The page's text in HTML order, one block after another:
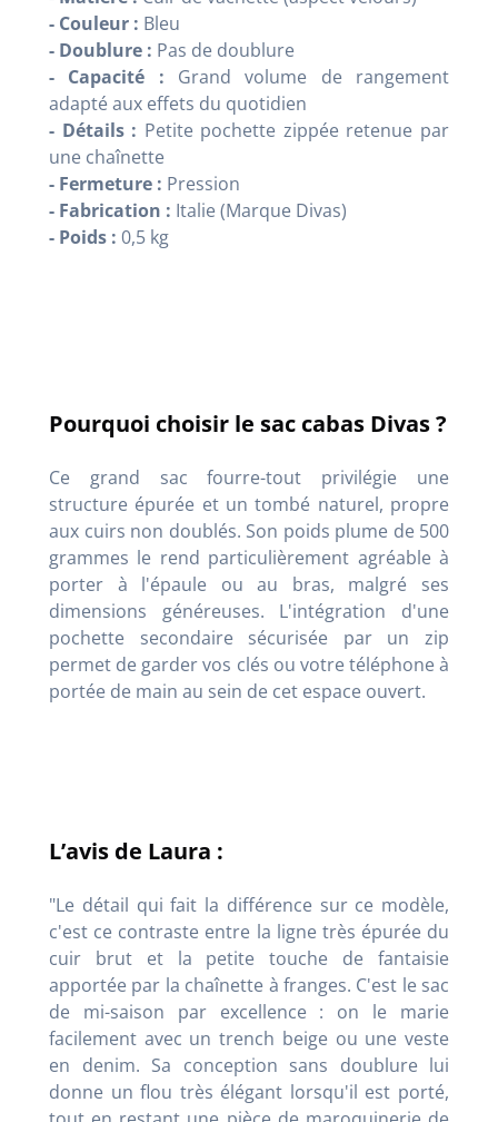
- Couleur : Bleu
- Doublure : Pas de doublure
- Capacité : Grand volume de rangement
adapté aux effets du quotidien
- Détails : Petite pochette zippée retenue par
une chaînette
- Fermeture : Pression
- Fabrication : Italie (Marque Divas)
- Poids : 0,5 kg
Pourquoi choisir le sac cabas Divas ?
Ce grand sac fourre-tout privilégie une
structure épurée et un tombé naturel, propre
aux cuirs non doublés. Son poids plume de 500
grammes le rend particulièrement agréable à
porter à l'épaule ou au bras, malgré ses
dimensions généreuses. L'intégration d'une
pochette secondaire sécurisée par un zip
permet de garder vos clés ou votre téléphone à
portée de main au sein de cet espace ouvert.
L’avis de Laura :
"Le détail qui fait la différence sur ce modèle,
c'est ce contraste entre la ligne très épurée du
cuir brut et la petite touche de fantaisie
apportée par la chaînette à franges. C'est le sac
de mi-saison par excellence : on le marie
facilement avec un trench beige ou une veste
en denim. Sa conception sans doublure lui
donne un flou très élégant lorsqu'il est porté,